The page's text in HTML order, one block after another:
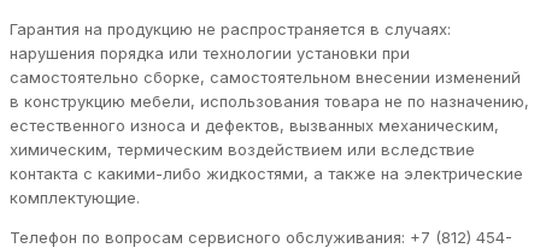
Гарантия на продукцию не распространяется в случаях:
нарушения порядка или технологии установки при
самостоятельно сборке, самостоятельном внесении изменений
в конструкцию мебели, использования товара не по назначению,
естественного износа и дефектов, вызванных механическим,
химическим, термическим воздействием или вследствие
контакта с какими-либо жидкостями, а также на электрические
комплектующие.
Телефон по вопросам сервисного обслуживания: +7 (812) 454-